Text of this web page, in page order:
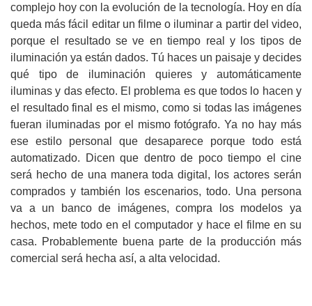
complejo hoy con la evolución de la tecnología. Hoy en día
queda más fácil editar un filme o iluminar a partir del video,
porque el resultado se ve en tiempo real y los tipos de
iluminación ya están dados. Tú haces un paisaje y decides
qué tipo de iluminación quieres y automáticamente
iluminas y das efecto. El problema es que todos lo hacen y
el resultado final es el mismo, como si todas las imágenes
fueran iluminadas por el mismo fotógrafo. Ya no hay más
ese estilo personal que desaparece porque todo está
automatizado. Dicen que dentro de poco tiempo el cine
será hecho de una manera toda digital, los actores serán
comprados y también los escenarios, todo. Una persona
va a un banco de imágenes, compra los modelos ya
hechos, mete todo en el computador y hace el filme en su
casa. Probablemente buena parte de la producción más
comercial será hecha así, a alta velocidad.